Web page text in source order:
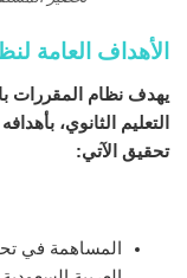
الأهداف العامة
يهدف نظام المقررات
التعليم الثانوي،
تحقيق الآتي:
المساهمة في